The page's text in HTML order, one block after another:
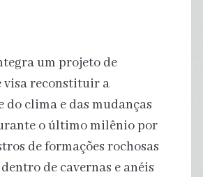
um projeto de
visa reconstituir a
clima e das mudanças
o último milênio por
de formações rochosas
de cavernas e anéis